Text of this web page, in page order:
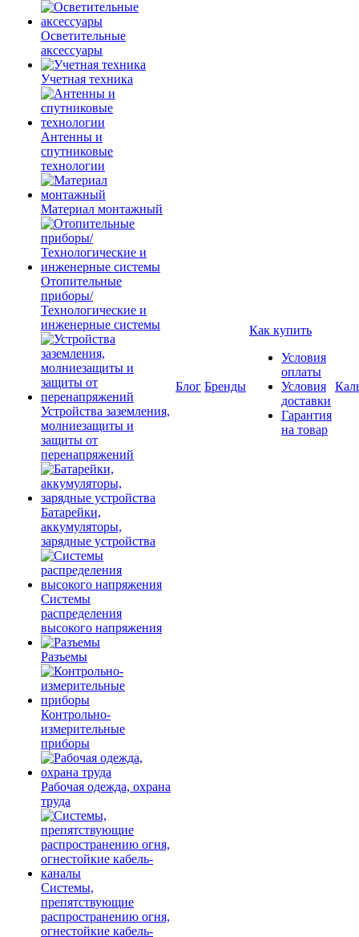
Осветительные
аксессуары
Учетная техника
Антенны и
спутниковые
технологии
Материал монтажный
Отопительные
приборы/
Технологические и
инженерные системы
Устройства заземления,
молниезащиты и
защиты от
перенапряжений
Батарейки,
аккумуляторы,
зарядные устройства
Системы
распределения
высокого напряжения
Разъемы
Контрольно-
измерительные
приборы
Рабочая одежда, охрана
труда
Системы,
препятствующие
распространению огня,
огнестойкие кабель-
Блог Бренды
Как купить
Условия
оплаты
Условия
доставки
Гарантия
на товар